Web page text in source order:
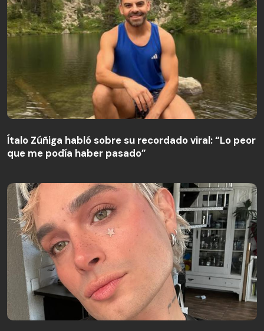
Ítalo Zúñiga habló sobre su recordado viral: “Lo peor
que me podía haber pasado”